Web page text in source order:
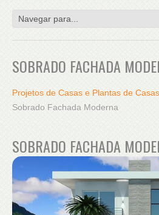
SOBRADO FACHADA
Projetos de Casas e Plantas de Casas
Sobrado Fachada Moderna
SOBRADO FACHADA